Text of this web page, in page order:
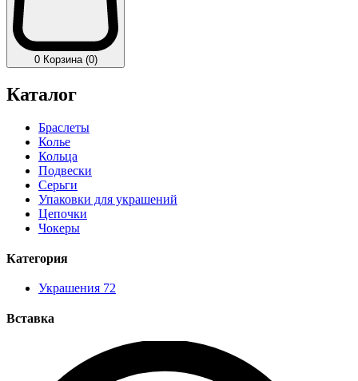
0 Корзина (0)
Каталог
Браслеты
Колье
Кольца
Подвески
Серьги
Упаковки для украшений
Цепочки
Чокеры
Категория
Украшения 72
Вставка